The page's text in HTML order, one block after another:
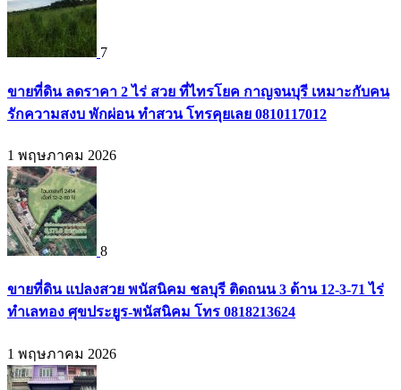
7
ขายที่ดิน ลดราคา 2 ไร่ สวย ที่ไทรโยค กาญจนบุรี เหมาะกับคน
รักความสงบ พักผ่อน ทำสวน โทรคุยเลย 0810117012
1 พฤษภาคม 2026
8
ขายที่ดิน แปลงสวย พนัสนิคม ชลบุรี ติดถนน 3 ด้าน 12-3-71 ไร่
ทำเลทอง ศุขประยูร-พนัสนิคม โทร 0818213624
1 พฤษภาคม 2026